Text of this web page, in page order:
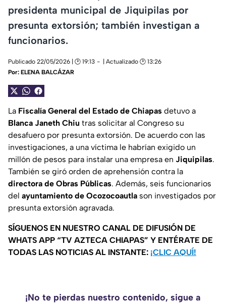
presidenta municipal de Jiquipilas por
presunta extorsión; también investigan a
funcionarios.
Publicado 22/05/2026 | 🕑 19:13
| Actualizado 🕑 13:26
Por: ELENA BALCÁZAR
La Fiscalía General del Estado de Chiapas detuvo a
Blanca Janeth Chiu tras solicitar al Congreso su
desafuero por presunta extorsión. De acuerdo con las
investigaciones, a una víctima le habrían exigido un
millón de pesos para instalar una empresa en Jiquipilas.
También se giró orden de aprehensión contra la
directora de Obras Públicas. Además, seis funcionarios
del ayuntamiento de Ocozocoautla son investigados por
presunta extorsión agravada.
SÍGUENOS EN NUESTRO CANAL DE DIFUSIÓN DE
WHATS APP “TV AZTECA CHIAPAS” Y ENTÉRATE DE
TODAS LAS NOTICIAS AL INSTANTE: ¡CLIC AQUÍ!
¡No te pierdas nuestro contenido, sigue a